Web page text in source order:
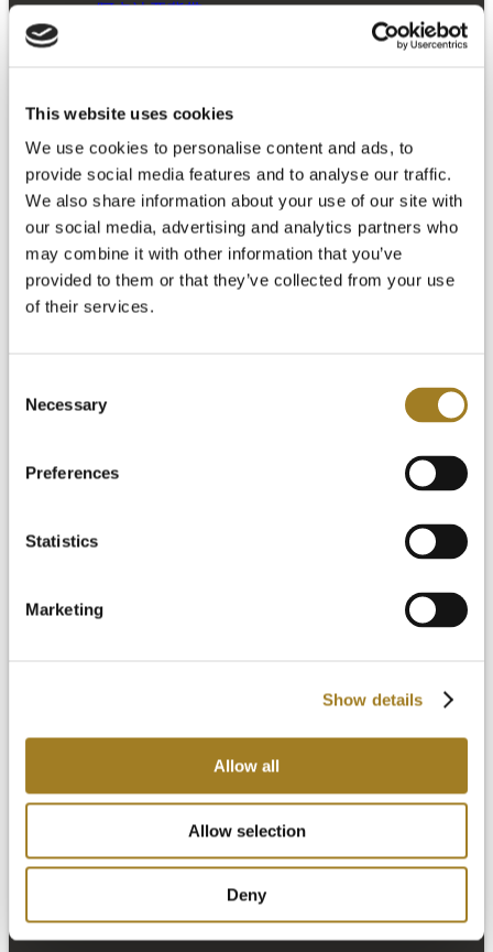
This website uses cookies
We use cookies to personalise content and ads, to
provide social media features and to analyse our traffic.
We also share information about your use of our site with
our social media, advertising and analytics partners who
may combine it with other information that you’ve
provided to them or that they’ve collected from your use
of their services.
Selection
Necessary
Preferences
Statistics
Marketing
Show details
Allow all
Allow selection
Deny
阿卡迪亚背带
端到端软件包